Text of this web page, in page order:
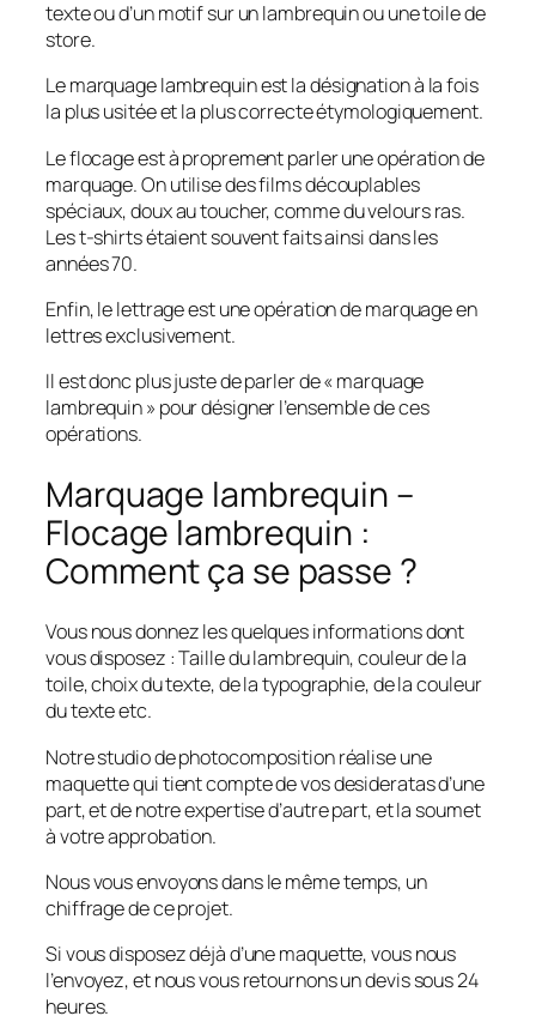
texte ou d’un motif sur un lambrequin ou une toile de
store.
Le marquage lambrequin est la désignation à la fois
la plus usitée et la plus correcte étymologiquement.
Le flocage est à proprement parler une opération de
marquage. On utilise des films découplables
spéciaux, doux au toucher, comme du velours ras.
Les t-shirts étaient souvent faits ainsi dans les
années 70.
Enfin, le lettrage est une opération de marquage en
lettres exclusivement.
Il est donc plus juste de parler de « marquage
lambrequin » pour désigner l’ensemble de ces
opérations.
Marquage lambrequin –
Flocage lambrequin :
Comment ça se passe ?
Vous nous donnez les quelques informations dont
vous disposez : Taille du lambrequin, couleur de la
toile, choix du texte, de la typographie, de la couleur
du texte etc.
Notre studio de photocomposition réalise une
maquette qui tient compte de vos desideratas d’une
part, et de notre expertise d’autre part, et la soumet
à votre approbation.
Nous vous envoyons dans le même temps, un
chiffrage de ce projet.
Si vous disposez déjà d’une maquette, vous nous
l’envoyez, et nous vous retournons un devis sous 24
heures.